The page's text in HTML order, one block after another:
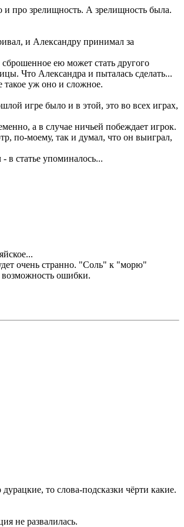
и про зрелищность. А зрелищность была.
и Александру принимал за
сброшенное ею может стать другого
Что Александра и пыталась сделать...
такое уж оно и сложное.
игре было и в этой, это во всех играх,
а в случае ничьей побеждает игрок.
по-моему, так и думал, что он выиграл,
в статье упоминалось...
очень странно. "Соль" к "морю"
возможность ошибки.
то слова-подсказки чёрти какие.
не развалилась.